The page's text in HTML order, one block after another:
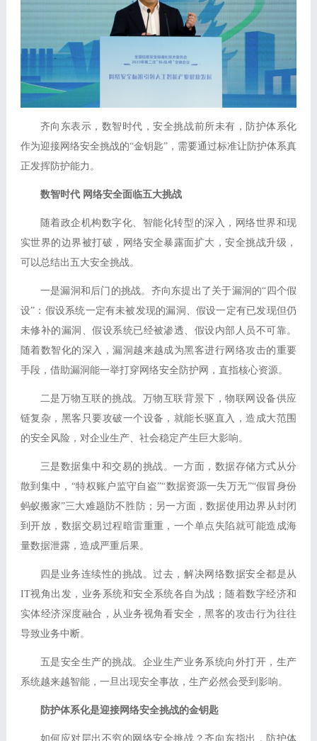
齐向东表示，数智时代，安全挑战前所未有，防护体系化
作为迎接网络安全挑战的“金钥匙”，需要通过标准让防护体系真
正发挥防护能力。
数智时代 网络安全面临五大挑战
随着政企机构数字化、智能化转型的深入，网络世界和现
实世界的边界被打破，网络安全暴露面扩大，安全挑战升级，
可以总结出五大安全挑战。
一是漏洞和后门的挑战。齐向东提出了关于漏洞的“四个假
设”：假设系统一定有未被发现的漏洞、假设一定有已发现但仍
未修补的漏洞、假设系统已经被渗透、假设内部人员不可靠。
随着数智化的深入，漏洞越来越成为黑客进行网络攻击的重要
手段，借助漏洞能一举打穿网络安全防护网，直指核心资源。
二是万物互联的挑战。万物互联背景下，物联网设备供应
链复杂，黑客只要攻破一个设备，就能长驱直入，造成大范围
的安全风险，对企业生产、社会稳定产生巨大影响。
三是数据集中和交易的挑战。一方面，数据存储方式从分
散到集中，“特权账户监守自盗”“数据资源一失万无”“假冒身份
蚂蚁搬家”三大难题防不胜防；另一方面，数据使用边界从封闭
到开放，数据交易过程暗雷重重，一个单点失陷就可能造成海
量数据泄露，造成严重后果。
四是业务连续性的挑战。过去，解决网络数据安全都是从
IT视角出发，业务系统和安全系统各自为战；随着数字经济和
实体经济深度融合，从业务视角看安全，黑客的攻击行为往往
导致业务中断。
五是安全生产的挑战。企业生产业务系统向外打开，生产
系统越来越智能，一旦出现安全事故，生产必然会受到影响。
防护体系化是迎接网络安全挑战的金钥匙
如何应对层出不穷的网络安全挑战？齐向东指出，防护体